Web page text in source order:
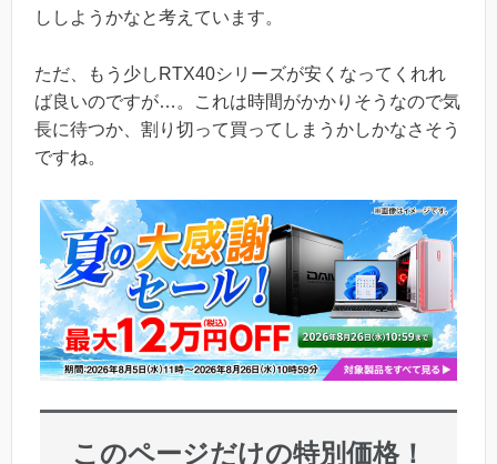
ししようかなと考えています。
ただ、もう少しRTX40シリーズが安くなってくれれ
ば良いのですが…。これは時間がかかりそうなので気
長に待つか、割り切って買ってしまうかしかなさそう
ですね。
このページだけの特別価格！